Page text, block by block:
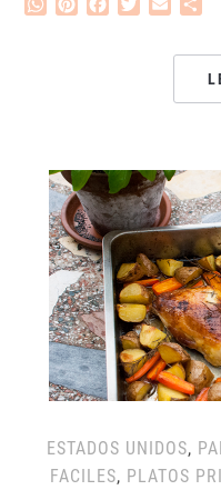
ESTADOS UNIDOS,
FACILES, PLATOS